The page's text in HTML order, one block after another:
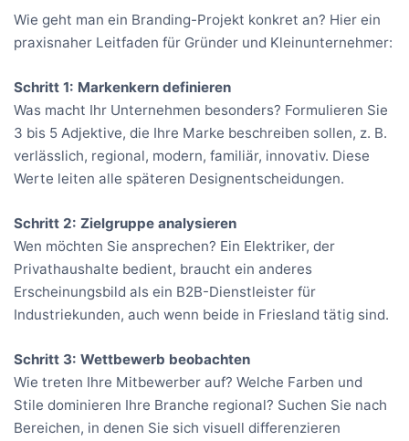
Wie geht man ein Branding-Projekt konkret an? Hier ein
praxisnaher Leitfaden für Gründer und Kleinunternehmer:
Schritt 1: Markenkern definieren
Was macht Ihr Unternehmen besonders? Formulieren Sie
3 bis 5 Adjektive, die Ihre Marke beschreiben sollen, z. B.
verlässlich, regional, modern, familiär, innovativ. Diese
Werte leiten alle späteren Designentscheidungen.
Schritt 2: Zielgruppe analysieren
Wen möchten Sie ansprechen? Ein Elektriker, der
Privathaushalte bedient, braucht ein anderes
Erscheinungsbild als ein B2B-Dienstleister für
Industriekunden, auch wenn beide in Friesland tätig sind.
Schritt 3: Wettbewerb beobachten
Wie treten Ihre Mitbewerber auf? Welche Farben und
Stile dominieren Ihre Branche regional? Suchen Sie nach
Bereichen, in denen Sie sich visuell differenzieren